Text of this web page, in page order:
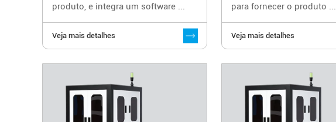
produto, e integra um software ...
Veja mais detalhes
para fornecer o produto ...
Veja mais detalhes